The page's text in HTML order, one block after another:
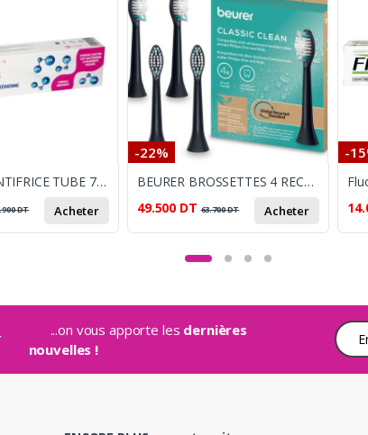
KLOREX DENTIFRICE TUBE 75ML
DT Acheter
-22%
BEURER BROSSETTES 4 RECHARGES SC CLASSIC CLEAN
49.500 DT 63.700DT Acheter
-
...on vous apporte les dernières
nouvelles !